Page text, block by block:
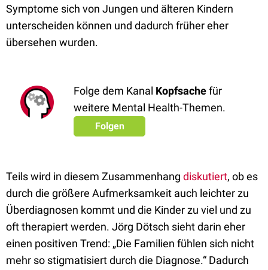
Symptome sich von Jungen und älteren Kindern
unterscheiden können und dadurch früher eher
übersehen wurden.
Folge dem Kanal Kopfsachefür
weitere Mental Health-Themen.
Folgen
Teils wird in diesem Zusammenhang diskutiert, ob es
durch die größere Aufmerksamkeit auch leichter zu
Überdiagnosen kommt und die Kinder zu viel und zu
oft therapiert werden. Jörg Dötsch sieht darin eher
einen positiven Trend: „Die Familien fühlen sich nicht
mehr so stigmatisiert durch die Diagnose.“ Dadurch